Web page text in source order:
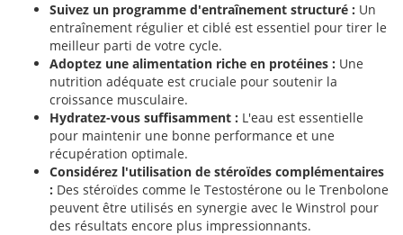
Suivez un programme d'entraînement structuré : Un
entraînement régulier et ciblé est essentiel pour tirer le
meilleur parti de votre cycle.
Adoptez une alimentation riche en protéines : Une
nutrition adéquate est cruciale pour soutenir la
croissance musculaire.
Hydratez-vous suffisamment : L'eau est essentielle
pour maintenir une bonne performance et une
récupération optimale.
Considérez l'utilisation de stéroïdes complémentaires
: Des stéroïdes comme le Testostérone ou le Trenbolone
peuvent être utilisés en synergie avec le Winstrol pour
des résultats encore plus impressionnants.